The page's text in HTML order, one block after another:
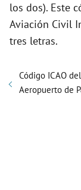
los dos). Este
Aviación Civil
tres letras.
Código ICAO del
Aeropuerto de